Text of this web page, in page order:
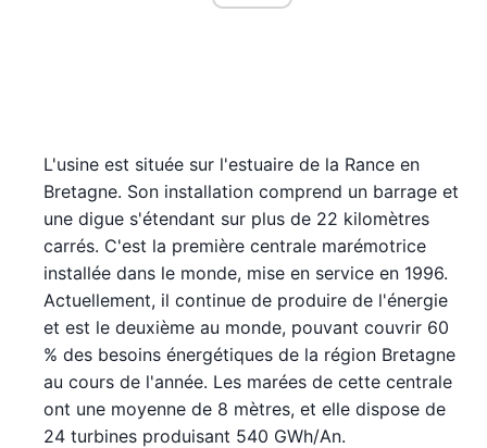
L'usine est située sur l'estuaire de la Rance en
Bretagne. Son installation comprend un barrage et
une digue s'étendant sur plus de 22 kilomètres
carrés. C'est la première centrale marémotrice
installée dans le monde, mise en service en 1996.
Actuellement, il continue de produire de l'énergie
et est le deuxième au monde, pouvant couvrir 60
% des besoins énergétiques de la région Bretagne
au cours de l'année. Les marées de cette centrale
ont une moyenne de 8 mètres, et elle dispose de
24 turbines produisant 540 GWh/An.